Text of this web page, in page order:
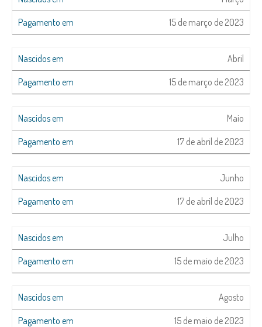
15 de março de 2023
Abril
15 de março de 2023
Maio
17 de abril de 2023
Junho
17 de abril de 2023
Julho
15 de maio de 2023
Agosto
15 de maio de 2023